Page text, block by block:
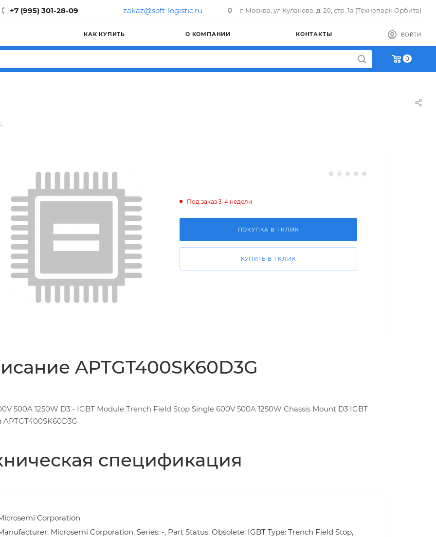
+7 (995) 301-28-09 zakaz@soft-logistic.ru г. Москва, ул Кулакова, д. 20, стр. 1а (Технопарк Орбита)
КАК КУПИТЬ О КОМПАНИИ КОНТАКТЫ ВОЙТИ
0
Под заказ 3-4 недели
ПОКУПКА В 1 КЛИК
КУПИТЬ В 1 КЛИК
APTGT400SK60D3G
500A 1250W D3 - IGBT Module Trench Field Stop Single 600V 500A 1250W Chassis Mount D3 IGBT
спецификация
Corporation
Microsemi Corporation, Series: -, Part Status: Obsolete, IGBT Type: Trench Field Stop,